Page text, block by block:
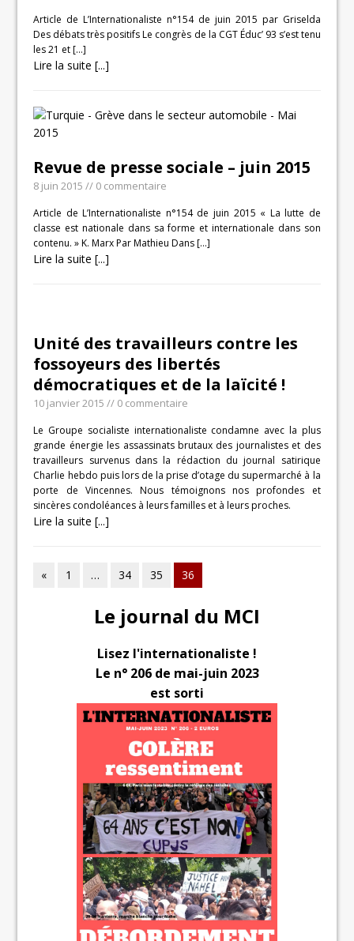
Article de L’Internationaliste n°154 de juin 2015 par Griselda
Des débats très positifs Le congrès de la CGT Éduc’ 93 s’est tenu
les 21 et[…]
Lire la suite [...]
Revue de presse sociale – juin 2015
8 juin 2015 // 0 commentaire
Article de L’Internationaliste n°154 de juin 2015 « La lutte de
classe est nationale dans sa forme et internationale dans son
contenu. » K. Marx Par Mathieu Dans[…]
Lire la suite [...]
Unité des travailleurs contre les
fossoyeurs des libertés
démocratiques et de la laïcité !
10 janvier 2015 // 0 commentaire
Le Groupe socialiste internationaliste condamne avec la plus
grande énergie les assassinats brutaux des journalistes et des
travailleurs survenus dans la rédaction du journal satirique
Charlie hebdo puis lors de la prise d’otage du supermarché à la
porte de Vincennes. Nous témoignons nos profondes et
sincères condoléances à leurs familles et à leurs proches.
Lire la suite [...]
« 1 … 34 35 36
Le journal du MCI
Lisez l'internationaliste !
Le n° 206 de mai-juin 2023
est sorti